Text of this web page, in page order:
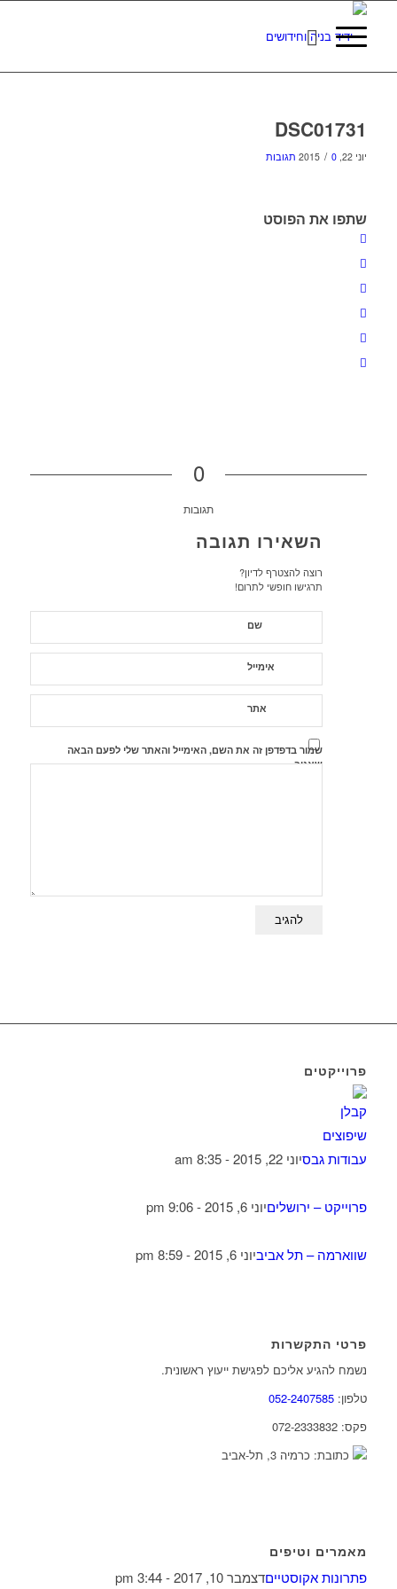
DSC01731
יוני 22, 2015 / 0 תגובות
שתפו את הפוסט
0
תגובות
השאירו תגובה
רוצה להצטרף לדיון?
תרגישו חופשי לתרום!
שם
אימייל
אתר
שמור בדפדפן זה את השם, האימייל והאתר שלי לפעם הבאה
שאגיב.
פרוייקטים
עבודות גבסיוני 22, 2015 - 8:35 am
פרוייקט – ירושליםיוני 6, 2015 - 9:06 pm
שווארמה – תל אביביוני 6, 2015 - 8:59 pm
פרטי התקשרות
נשמח להגיע אליכם לפגישת ייעוץ ראשונית.
טלפון: 052-2407585
פקס: 072-2333832
כתובת: כרמיה 3, תל-אביב
מאמרים וטיפים
פתרונות אקוסטייםדצמבר 10, 2017 - 3:44 pm